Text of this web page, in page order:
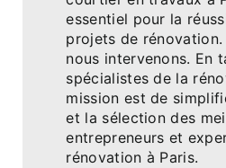
essentiel pour la
projets de
nous intervenons. En
spécialistes de la
mission est de
et la sélection des
entrepreneurs et
rénovation à Paris.